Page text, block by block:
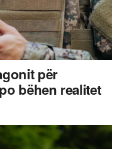
për
bëhen realitet